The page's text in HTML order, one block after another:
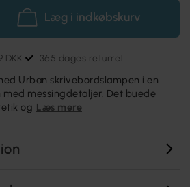
Læg i indkøbskurv
365 dages returret
Urban skrivebordslampen i en
messingdetaljer. Det buede
og Læs mere